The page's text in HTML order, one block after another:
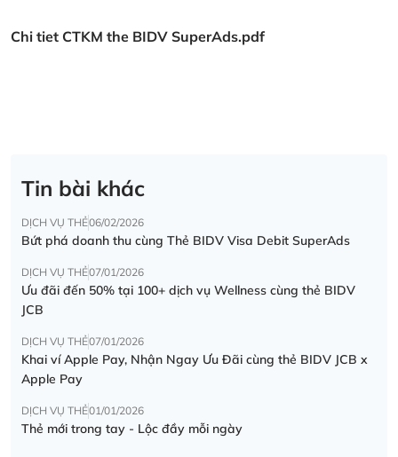
Chi tiet CTKM the BIDV SuperAds.pdf
Tin bài khác
DỊCH VỤ THẺ06/02/2026
Bứt phá doanh thu cùng Thẻ BIDV Visa Debit SuperAds
DỊCH VỤ THẺ07/01/2026
Ưu đãi đến 50% tại 100+ dịch vụ Wellness cùng thẻ BIDV
JCB
DỊCH VỤ THẺ07/01/2026
Khai ví Apple Pay, Nhận Ngay Ưu Đãi cùng thẻ BIDV JCB x
Apple Pay
DỊCH VỤ THẺ01/01/2026
Thẻ mới trong tay - Lộc đầy mỗi ngày